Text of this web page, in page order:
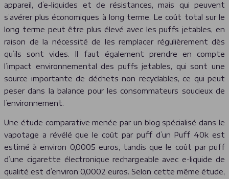
appareil, d’e-liquides et de résistances, mais qui peuvent
s’avérer plus économiques à long terme. Le coût total sur le
long terme peut être plus élevé avec les puffs jetables, en
raison de la nécessité de les remplacer régulièrement dès
qu’ils sont vides. Il faut également prendre en compte
l’impact environnemental des puffs jetables, qui sont une
source importante de déchets non recyclables, ce qui peut
peser dans la balance pour les consommateurs soucieux de
l’environnement.
Une étude comparative menée par un blog spécialisé dans le
vapotage a révélé que le coût par puff d’un Puff 40k est
estimé à environ 0,0005 euros, tandis que le coût par puff
d’une cigarette électronique rechargeable avec e-liquide de
qualité est d’environ 0,0002 euros. Selon cette même étude,